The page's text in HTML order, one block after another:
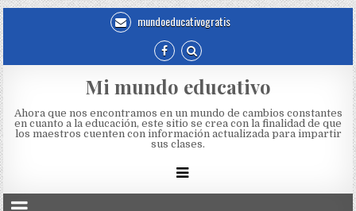
mundoeducativogratis
Mi mundo educativo
Ahora que nos encontramos en un mundo de cambios constantes
en cuanto a la educación, este sitio se crea con la finalidad de que
los maestros cuenten con información actualizada para impartir
sus clases.